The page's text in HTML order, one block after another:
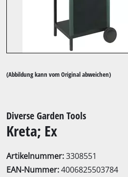
(Abbildung kann vom Original abweichen)
Diverse Garden Tools
Kreta; Ex
Artikelnummer:3308551
EAN-Nummer:4006825503784